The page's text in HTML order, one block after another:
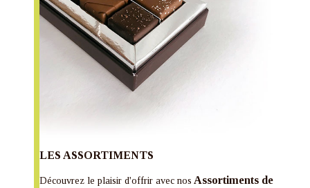
LES ASSORTIMENTS
Découvrez le plaisir d'offrir avec nos Assortiments de